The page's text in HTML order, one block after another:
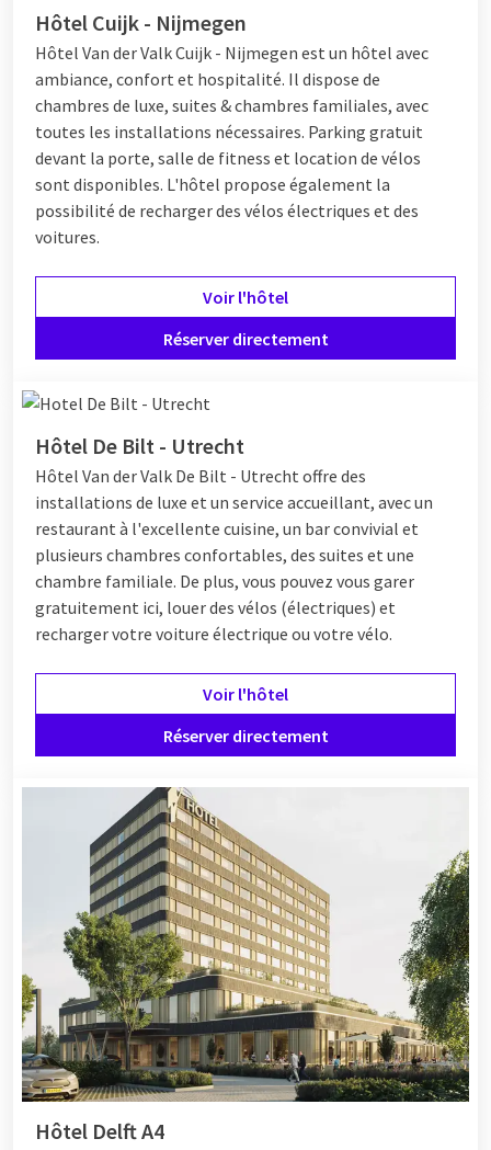
Hôtel Cuijk - Nijmegen
Hôtel Van der Valk Cuijk - Nijmegen est un hôtel avec
ambiance, confort et hospitalité. Il dispose de
chambres de luxe, suites & chambres familiales, avec
toutes les installations nécessaires. Parking gratuit
devant la porte, salle de fitness et location de vélos
sont disponibles. L'hôtel propose également la
possibilité de recharger des vélos électriques et des
voitures.
Voir l'hôtel
Réserver directement
Hôtel De Bilt - Utrecht
Hôtel Van der Valk De Bilt - Utrecht offre des
installations de luxe et un service accueillant, avec un
restaurant à l'excellente cuisine, un bar convivial et
plusieurs chambres confortables, des suites et une
chambre familiale. De plus, vous pouvez vous garer
gratuitement ici, louer des vélos (électriques) et
recharger votre voiture électrique ou votre vélo.
Voir l'hôtel
Réserver directement
Hôtel Delft A4